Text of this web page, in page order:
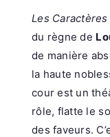
Les Caractères
du règne de
de manière
la haute
cour est un
rôle, flatte le
des faveurs.